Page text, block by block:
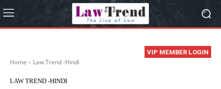
VIP MEMBER LOGIN
Home Law Trend -Hindi
LAW TREND -HINDI